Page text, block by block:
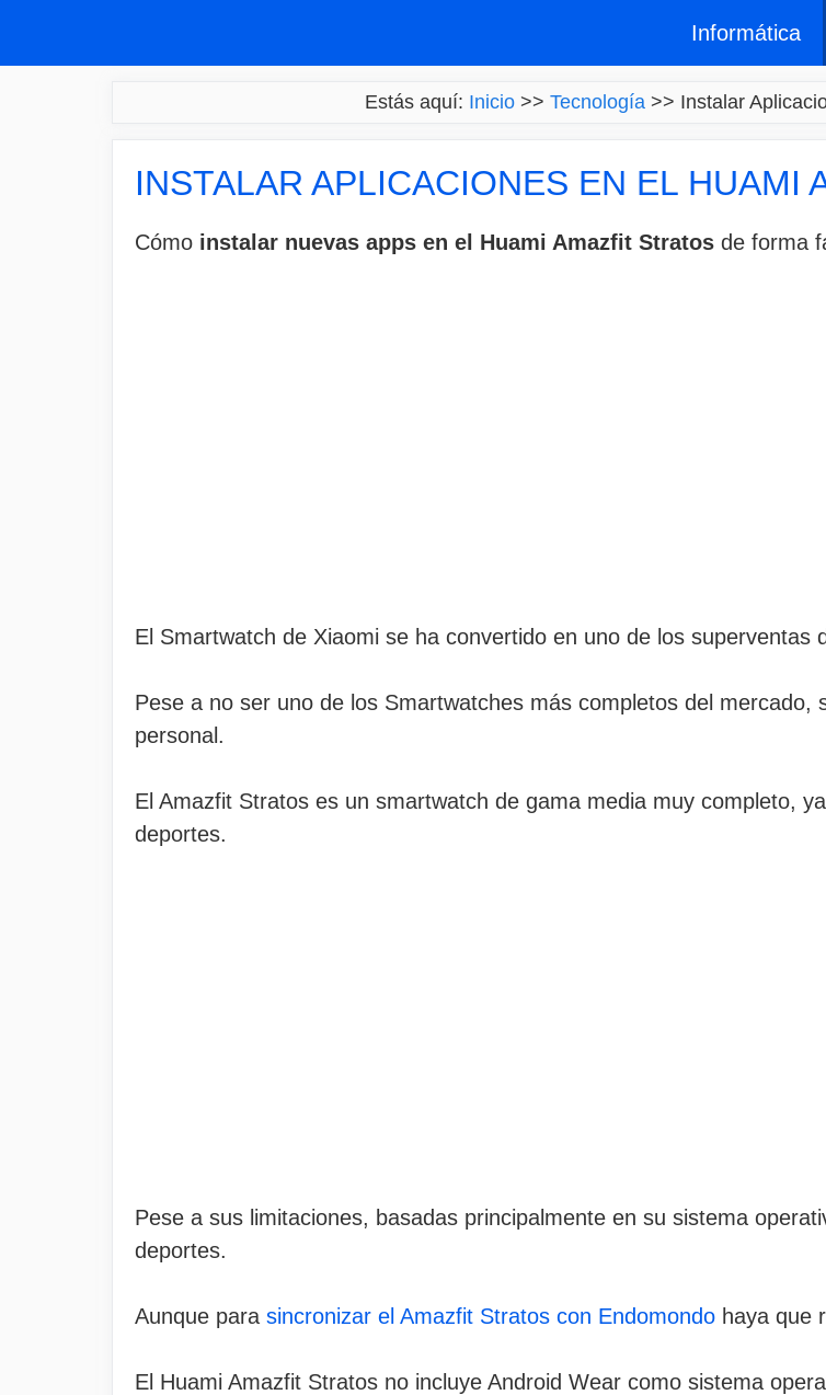
Informática
Estás aquí: Inicio>> Tecnología>> Instalar
INSTALAR APLICACIONES EN EL HUAMI
Cómo instalar nuevas apps en el Huami Amazfit Stratos de forma
El Smartwatch de Xiaomi se ha convertido en uno de los
Pese a no ser uno de los Smartwatches más completos del mercado,
personal.
El Amazfit Stratos es un smartwatch de gama media muy completo,
deportes.
Pese a sus limitaciones, basadas principalmente en su sistema
deportes.
Aunque para sincronizar el Amazfit Stratos con Endomondo haya que
El Huami Amazfit Stratos no incluye Android Wear como sistema